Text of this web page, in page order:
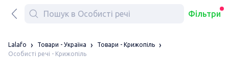
Фільтри
Lalafo Товари - Україна
Товари - Крижопіль
Особисті речі - Крижопіль